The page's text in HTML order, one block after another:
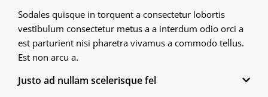
Sodales quisque in torquent a consectetur lobortis
vestibulum consectetur metus a a interdum odio orci a
est parturient nisi pharetra vivamus a commodo tellus.
Est non arcu a.
Justo ad nullam scelerisque fel